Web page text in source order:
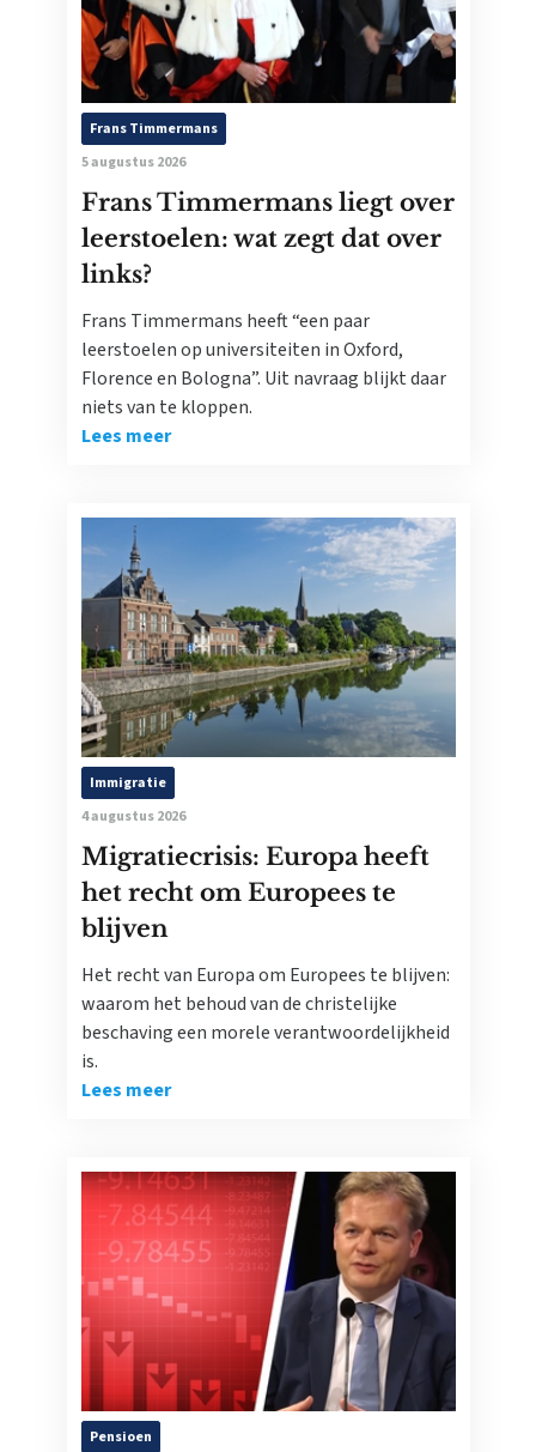
Frans Timmermans
5 augustus 2026
Frans Timmermans liegt over
leerstoelen: wat zegt dat over
links?
Frans Timmermans heeft “een paar
leerstoelen op universiteiten in Oxford,
Florence en Bologna”. Uit navraag blijkt daar
niets van te kloppen.
Lees meer
Immigratie
4 augustus 2026
Migratiecrisis: Europa heeft
het recht om Europees te
blijven
Het recht van Europa om Europees te blijven:
waarom het behoud van de christelijke
beschaving een morele verantwoordelijkheid
is.
Lees meer
Pensioen